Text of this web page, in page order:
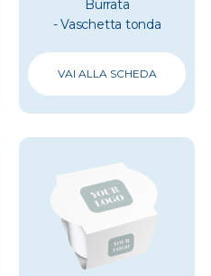
Burrata
- Vaschetta tonda
VAI ALLA SCHEDA